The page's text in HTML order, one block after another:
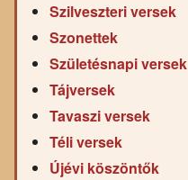
Szilveszteri versek
Szonettek
Születésnapi versek
Tájversek
Tavaszi versek
Téli versek
Újévi köszöntők